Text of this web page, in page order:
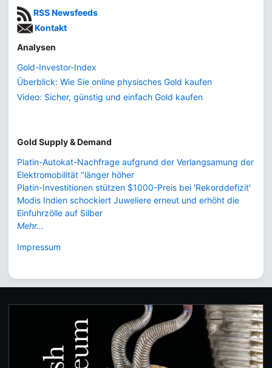
RSS Newsfeeds
Kontakt
Analysen
Gold-Investor-Index
Überblick: Wie Sie online physisches Gold kaufen
Video: Sicher, günstig und einfach Gold kaufen
Gold Supply & Demand
Platin-Autokat-Nachfrage aufgrund der Verlangsamung der
Elektromobilität "länger höher
Platin-Investitionen stützen $1000-Preis bei 'Rekorddefizit'
Modis Indien schockiert Juweliere erneut und erhöht die
Einfuhrzölle auf Silber
Mehr...
Impressum